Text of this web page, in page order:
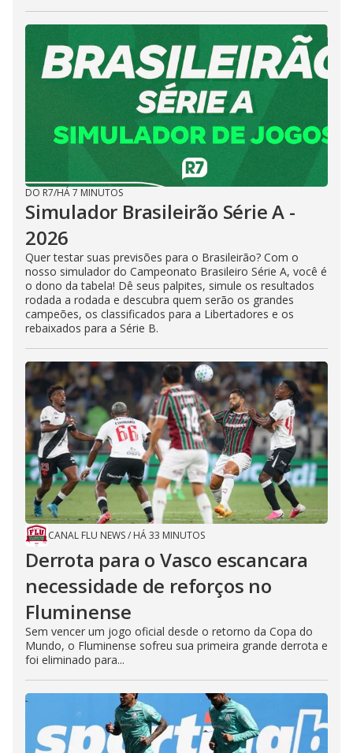
DO R7/HÁ 7 MINUTOS
Simulador Brasileirão Série A -
2026
Quer testar suas previsões para o Brasileirão? Com o
nosso simulador do Campeonato Brasileiro Série A, você é
o dono da tabela! Dê seus palpites, simule os resultados
rodada a rodada e descubra quem serão os grandes
campeões, os classificados para a Libertadores e os
rebaixados para a Série B.
CANAL FLU NEWS/ HÁ 33 MINUTOS
Derrota para o Vasco escancara
necessidade de reforços no
Fluminense
Sem vencer um jogo oficial desde o retorno da Copa do
Mundo, o Fluminense sofreu sua primeira grande derrota e
foi eliminado para...